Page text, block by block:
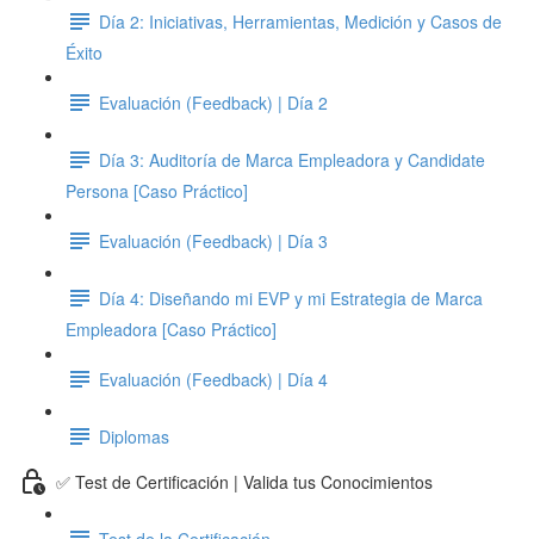
Día 2: Iniciativas, Herramientas, Medición y Casos de
Éxito
Evaluación (Feedback) | Día 2
Día 3: Auditoría de Marca Empleadora y Candidate
Persona [Caso Práctico]
Evaluación (Feedback) | Día 3
Día 4: Diseñando mi EVP y mi Estrategia de Marca
Empleadora [Caso Práctico]
Evaluación (Feedback) | Día 4
Diplomas
✅ Test de Certificación | Valida tus Conocimientos